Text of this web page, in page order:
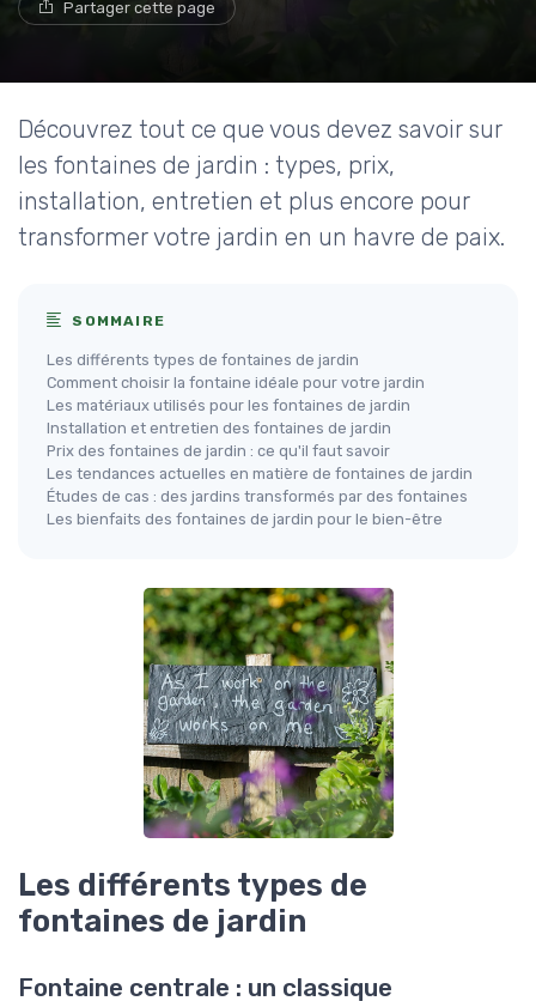
Partager cette page
Découvrez tout ce que vous devez savoir sur
les fontaines de jardin : types, prix,
installation, entretien et plus encore pour
transformer votre jardin en un havre de paix.
SOMMAIRE
Les différents types de fontaines de jardin
Comment choisir la fontaine idéale pour votre jardin
Les matériaux utilisés pour les fontaines de jardin
Installation et entretien des fontaines de jardin
Prix des fontaines de jardin : ce qu'il faut savoir
Les tendances actuelles en matière de fontaines de jardin
Études de cas : des jardins transformés par des fontaines
Les bienfaits des fontaines de jardin pour le bien-être
Les différents types de
fontaines de jardin
Fontaine centrale : un classique